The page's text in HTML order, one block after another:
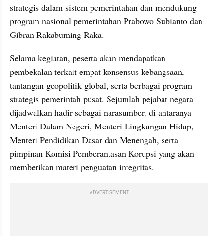
strategis dalam sistem pemerintahan dan mendukung
program nasional pemerintahan Prabowo Subianto dan
Gibran Rakabuming Raka.
Selama kegiatan, peserta akan mendapatkan
pembekalan terkait empat konsensus kebangsaan,
tantangan geopolitik global, serta berbagai program
strategis pemerintah pusat. Sejumlah pejabat negara
dijadwalkan hadir sebagai narasumber, di antaranya
Menteri Dalam Negeri, Menteri Lingkungan Hidup,
Menteri Pendidikan Dasar dan Menengah, serta
pimpinan Komisi Pemberantasan Korupsi yang akan
memberikan materi penguatan integritas.
ADVERTISEMENT